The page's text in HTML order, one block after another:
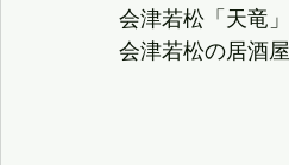
会津若松「天竜
会津若松の居酒